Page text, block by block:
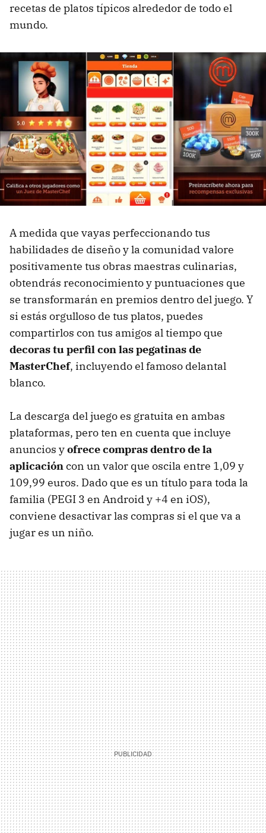
recetas de platos típicos alrededor de todo el
mundo.
A medida que vayas perfeccionando tus
habilidades de diseño y la comunidad valore
positivamente tus obras maestras culinarias,
obtendrás reconocimiento y puntuaciones que
se transformarán en premios dentro del juego. Y
si estás orgulloso de tus platos, puedes
compartirlos con tus amigos al tiempo que
decoras tu perfil con las pegatinas de
MasterChef, incluyendo el famoso delantal
blanco.
La descarga del juego es gratuita en ambas
plataformas, pero ten en cuenta que incluye
anuncios yofrece compras dentro de la
aplicacióncon un valor que oscila entre 1,09 y
109,99 euros. Dado que es un título para toda la
familia (PEGI 3 en Android y +4 en iOS),
conviene desactivar las compras si el que va a
jugar es un niño.